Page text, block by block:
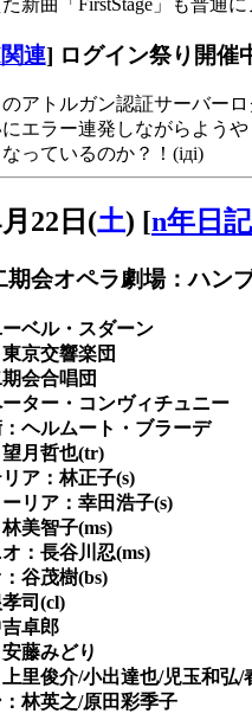
新曲「FirstStage」も普通
連] ログイン祭り開催
アトルガン認証サーバーロ
エラー連発しながらよう
っているのか？！(iдi)
22日(土) [n年日記
期会オペラ劇場：ハン
ベル・スダーン
京交響楽団
会合唱団
ター・コンヴィチュニー
ヘルムート・ブラーデ
月哲也(tr)
ア：林正子(s)
リア：幸田浩子(s)
美智子(ms)
：長谷川忍(ms)
谷茂樹(bs)
司(cl)
卓郎
藤みどり
里俊介/小出達也/児玉和弘/
林英之/原田彩季子